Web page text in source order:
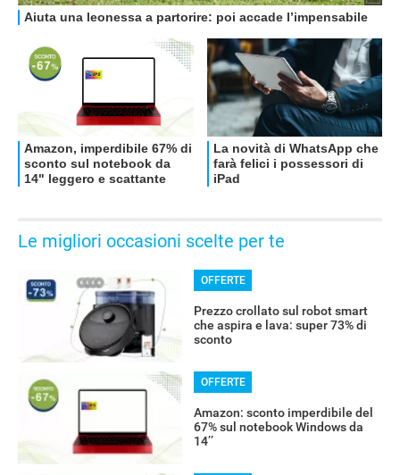
OFFERTE
Le migliori occasioni scelte per te
OFFERTE
Prezzo crollato sul robot smart
che aspira e lava: super 73% di
sconto
OFFERTE
Amazon: sconto imperdibile del
67% sul notebook Windows da
14’’